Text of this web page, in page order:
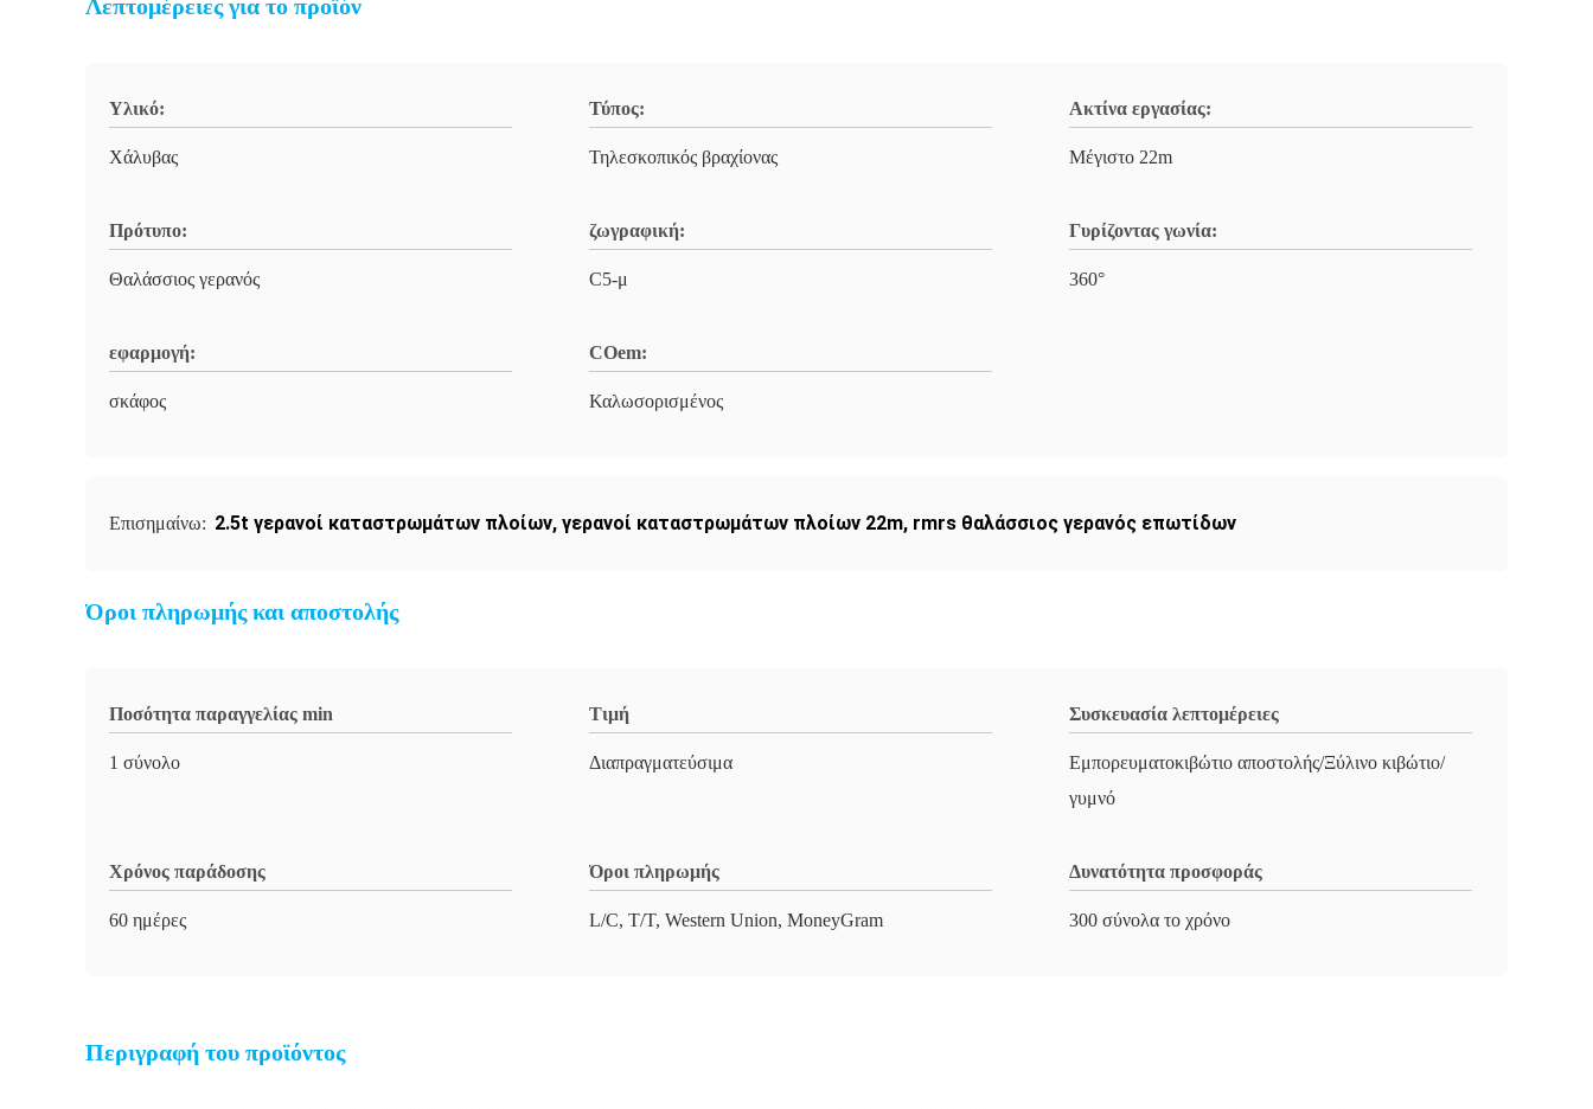
Λεπτομέρειες για το προϊόν
Υλικό:
Χάλυβας
Τύπος:
Τηλεσκοπικός βραχίονας
Ακτίνα εργασίας:
Μέγιστο 22m
Πρότυπο:
Θαλάσσιος γερανός
ζωγραφική:
C5-μ
Γυρίζοντας γωνία:
360°
εφαρμογή:
σκάφος
COem:
Καλωσορισμένος
Επισημαίνω: 2.5t γερανοί καταστρωμάτων πλοίων, γερανοί καταστρωμάτων πλοίων 22m, rmrs θαλάσσιος γερανός επωτίδων
Όροι πληρωμής και αποστολής
Ποσότητα παραγγελίας min
1 σύνολο
Τιμή
Διαπραγματεύσιμα
Συσκευασία λεπτομέρειες
Εμπορευματοκιβώτιο αποστολής/Ξύλινο κιβώτιο/
γυμνό
Χρόνος παράδοσης
60 ημέρες
Όροι πληρωμής
L/C, T/T, Western Union, MoneyGram
Δυνατότητα προσφοράς
300 σύνολα το χρόνο
Περιγραφή του προϊόντος